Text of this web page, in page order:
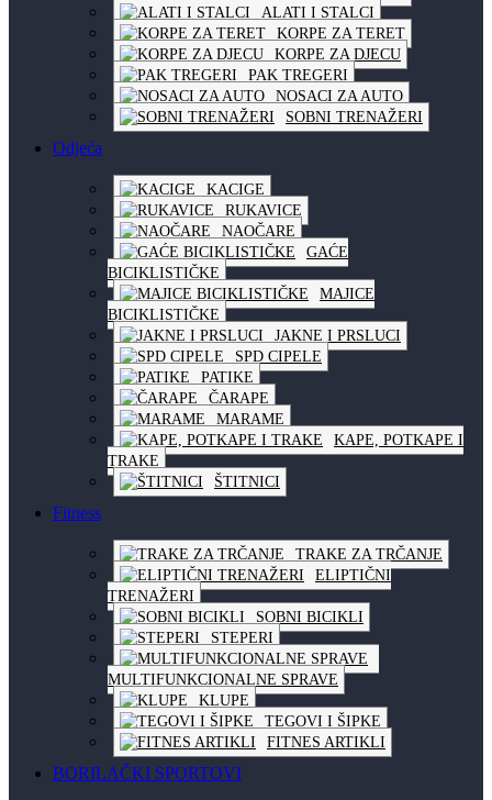
ALATI I STALCI
KORPE ZA TERET
KORPE ZA DJECU
PAK TREGERI
NOSACI ZA AUTO
SOBNI TRENAŽERI
Odjeća
KACIGE
RUKAVICE
NAOČARE
GAĆE
BICIKLISTIČKE
MAJICE
BICIKLISTIČKE
JAKNE I PRSLUCI
SPD CIPELE
PATIKE
ČARAPE
MARAME
KAPE, POTKAPE I
TRAKE
ŠTITNICI
Fitness
TRAKE ZA TRČANJE
ELIPTIČNI
TRENAŽERI
SOBNI BICIKLI
STEPERI
MULTIFUNKCIONALNE SPRAVE
KLUPE
TEGOVI I ŠIPKE
FITNES ARTIKLI
BORILAČKI SPORTOVI